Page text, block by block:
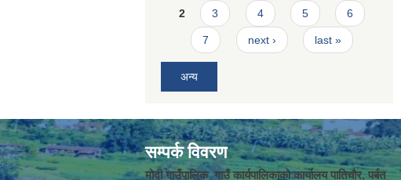
2 3 4 5 6
7 next › last »
अन्य
सम्पर्क विवरण
मोदी गाउँपालिक गाउँ कार्यपालिकाको कार्यालय पातिचौर, पर्बत